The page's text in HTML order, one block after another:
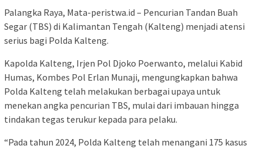
Palangka Raya, Mata-peristwa.id – Pencurian Tandan Buah
Segar (TBS) di Kalimantan Tengah (Kalteng) menjadi atensi
serius bagi Polda Kalteng.
Kapolda Kalteng, Irjen Pol Djoko Poerwanto, melalui Kabid
Humas, Kombes Pol Erlan Munaji, mengungkapkan bahwa
Polda Kalteng telah melakukan berbagai upaya untuk
menekan angka pencurian TBS, mulai dari imbauan hingga
tindakan tegas terukur kepada para pelaku.
“Pada tahun 2024, Polda Kalteng telah menangani 175 kasus